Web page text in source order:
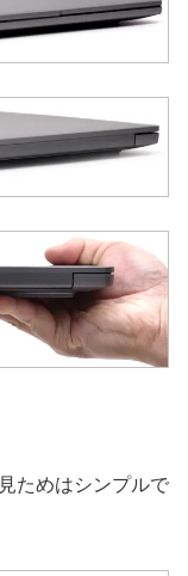
ためはシンプルで